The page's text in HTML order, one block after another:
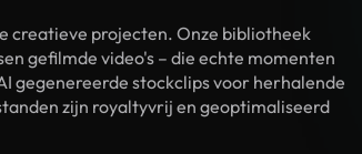
creatieve projecten. Onze bibliotheek
gefilmde video's – die echte momenten
gegenereerde stockclips voor herhalende
zijn royaltyvrij en geoptimaliseerd